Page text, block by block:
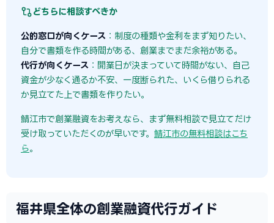
どちらに相談すべきか
公的窓口が向くケース ：制度の種類や金利をまず知りたい、
自分で書類を作る時間がある、創業までまだ余裕がある。
代行が向くケース ：開業日が決まっていて時間がない、自己
資金が少なく通るか不安、一度断られた、いくら借りられる
か見立てた上で書類を作りたい。
鯖江市で創業融資をお考えなら、まず無料相談で見立てだけ
受け取っていただくのが早いです。 鯖江市の無料相談はこち
ら。
福井県全体の創業融資代行ガイド